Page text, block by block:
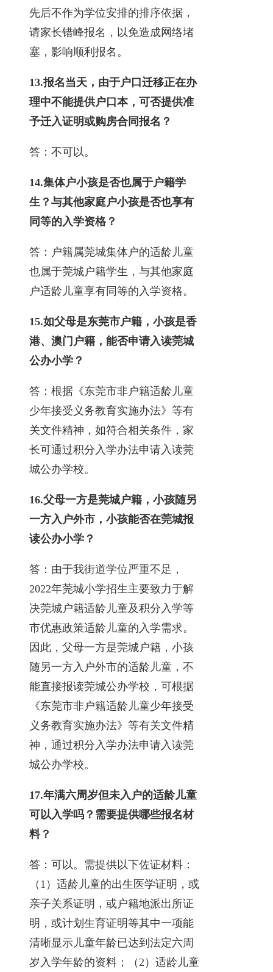
先后不作为学位安排的排序依据，
请家长错峰报名，以免造成网络堵
塞，影响顺利报名。
13.报名当天，由于户口迁移正在办
理中不能提供户口本，可否提供准
予迁入证明或购房合同报名？
答：不可以。
14.集体户小孩是否也属于户籍学
生？与其他家庭户小孩是否也享有
同等的入学资格？
答：户籍属莞城集体户的适龄儿童
也属于莞城户籍学生，与其他家庭
户适龄儿童享有同等的入学资格。
15.如父母是东莞市户籍，小孩是香
港、澳门户籍，能否申请入读莞城
公办小学？
答：根据《东莞市非户籍适龄儿童
少年接受义务教育实施办法》等有
关文件精神，如符合相关条件，家
长可通过积分入学办法申请入读莞
城公办学校。
16.父母一方是莞城户籍，小孩随另
一方入户外市，小孩能否在莞城报
读公办小学？
答：由于我街道学位严重不足，
2022年莞城小学招生主要致力于解
决莞城户籍适龄儿童及积分入学等
市优惠政策适龄儿童的入学需求。
因此，父母一方是莞城户籍，小孩
随另一方入户外市的适龄儿童，不
能直接报读莞城公办学校，可根据
《东莞市非户籍适龄儿童少年接受
义务教育实施办法》等有关文件精
神，通过积分入学办法申请入读莞
城公办学校。
17.年满六周岁但未入户的适龄儿童
可以入学吗？需要提供哪些报名材
料？
答：可以。需提供以下佐证材料：
（1）适龄儿童的出生医学证明，或
亲子关系证明，或户籍地派出所证
明，或计划生育证明等其中一项能
清晰显示儿童年龄已达到法定六周
岁入学年龄的资料；（2）适龄儿童